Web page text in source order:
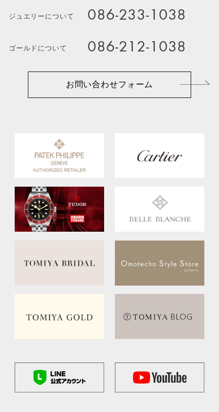
ジュエリーについて 086-233-1038
ゴールドについて 086-212-1038
お問い合わせフォーム